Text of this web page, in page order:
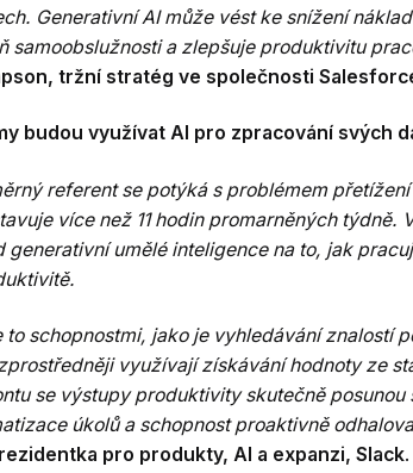
Generativní AI může vést ke snížení
samoobslužnosti a zlepšuje produktivitu
tržní stratég ve společnosti
budou využívat AI pro zpracování svých
referent se potýká s problémem
více než 11 hodin promarněných
generativní umělé inteligence na to, jak
to schopnostmi, jako je vyhledávání znalostí
využívají získávání hodnoty ze
se výstupy produktivity skutečně
úkolů a schopnost proaktivně
pro produkty, AI a expanzi, Slack.